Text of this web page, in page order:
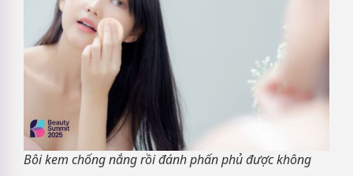
Bôi kem chống nắng rồi đánh phấn phủ được không